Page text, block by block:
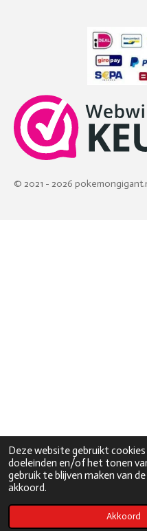
Deze website gebruikt
doeleinden en/of het tonen
gebruik te blijven maken van
akkoord.
Akkoord
© 2021 - 2026